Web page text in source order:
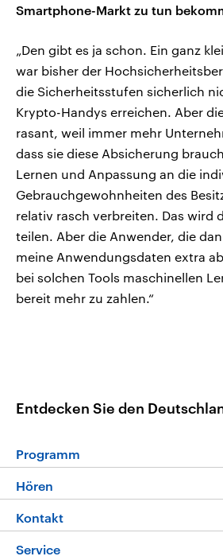
Smartphone-Markt zu tun
„Den gibt es ja schon. Ein ganz
war bisher der
die Sicherheitsstufen sicherlich
Krypto-Handys erreichen. Aber
rasant, weil immer mehr
dass sie diese Absicherung
Lernen und Anpassung an die
Gebrauchgewohnheiten des
relativ rasch verbreiten. Das wird
teilen. Aber die Anwender, die
meine Anwendungsdaten extra
bei solchen Tools maschinellen
bereit mehr zu zahlen.“
Entdecken Sie den
Programm
Programm
Die Nachrichten
Hören
Livestream
Kontakt
Hörerservice
Service